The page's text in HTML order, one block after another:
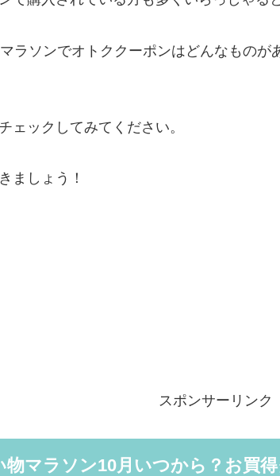
ラソンでオトククーポンはどんなものが
ェックしてみてください。
ましょう！
スポンサーリンク
物マラソン10月いつから？お買